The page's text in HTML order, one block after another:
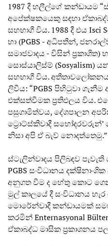
1987 දී හලීල්ගේ කන්ඩායම
අපේක්ෂකයෙකු සඳහා
සහභාගී විය. 1988 දී එය
හා (PGBS - අධිපතීන්,
සමාජවාදය - විසින් ප්‍රකාශිත)
සොස්යාලිස්ම් (Sosyalism)
සහභාගී විය.
ලිවීය: “PGBS පිහිටුවා
එක්සත්වීමක ප්‍රතිඵලය විය.
පසුගාමිත්වය, දේශපාලන
ට්‍රොට්ස්කිවාදී සහෝදරවරුන්’
නිසා අපි ඒ බැව් නොදත්තෙමු.”
ස්ටැලින්වාදය පිලිබඳව
PGBS සංවිධානය
අනුගත වීම ද හේතු කොට
මුල් කාලයේ දී සංවිධානය
මොරේන්වාදී කන්ඩායමක්
කරමින් Enternasyonal
ඒකාබද්ධ මාසික ප්‍රකාශනය